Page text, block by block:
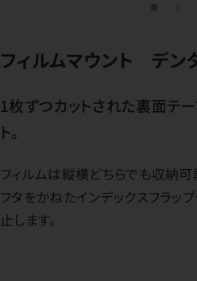
フィルムマウント デン
1枚ずつカットされた裏面テ
ト。
フィルムは縦横どちらでも収納可
フタをかねたインデックスフラッ
止します。